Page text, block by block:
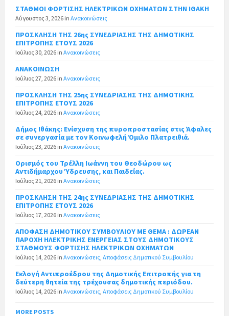
ΣΤΑΘΜΟΙ ΦΟΡΤΙΣΗΣ ΗΛΕΚΤΡΙΚΩΝ ΟΧΗΜΑΤΩΝ ΣΤΗΝ ΙΘΑΚΗ
Αύγουστος 3, 2026 in Ανακοινώσεις
ΠΡΟΣΚΛΗΣΗ ΤΗΣ 26ης ΣΥΝΕΔΡΙΑΣΗΣ ΤΗΣ ΔΗΜΟΤΙΚΗΣ
ΕΠΙΤΡΟΠΗΣ ΕΤΟΥΣ 2026
Ιούλιος 30, 2026 in Ανακοινώσεις
ΑΝΑΚΟΙΝΩΣΗ
Ιούλιος 27, 2026 in Ανακοινώσεις
ΠΡΟΣΚΛΗΣΗ ΤΗΣ 25ης ΣΥΝΕΔΡΙΑΣΗΣ ΤΗΣ ΔΗΜΟΤΙΚΗΣ
ΕΠΙΤΡΟΠΗΣ ΕΤΟΥΣ 2026
Ιούλιος 24, 2026 in Ανακοινώσεις
Δήμος Ιθάκης: Ενίσχυση της πυροπροστασίας στις Άφαλες
σε συνεργασία με τον Κοινωφελή Όμιλο Πλατρειθιά.
Ιούλιος 23, 2026 in Ανακοινώσεις
Ορισμός του Τρέλλη Ιωάννη του Θεοδώρου ως
Αντιδήμαρχου Ύδρευσης, και Παιδείας.
Ιούλιος 21, 2026 in Ανακοινώσεις
ΠΡΟΣΚΛΗΣΗ ΤΗΣ 24ης ΣΥΝΕΔΡΙΑΣΗΣ ΤΗΣ ΔΗΜΟΤΙΚΗΣ
ΕΠΙΤΡΟΠΗΣ ΕΤΟΥΣ 2026
Ιούλιος 17, 2026 in Ανακοινώσεις
ΑΠΟΦΑΣΗ ΔΗΜΟΤΙΚΟΥ ΣΥΜΒΟΥΛΙΟΥ ΜΕ ΘΕΜΑ : ΔΩΡΕΑΝ
ΠΑΡΟΧΗ ΗΛΕΚΤΡΙΚΗΣ ΕΝΕΡΓΕΙΑΣ ΣΤΟΥΣ ΔΗΜΟΤΙΚΟΥΣ
ΣΤΑΘΜΟΥΣ ΦΟΡΤΙΣΗΣ ΗΛΕΚΤΡΙΚΩΝ ΟΧΗΜΑΤΩΝ
Ιούλιος 14, 2026 in Ανακοινώσεις Αποφάσεις Δημοτικού Συμβουλίου
Εκλογή Αντιπροέδρου της Δημοτικής Επιτροπής για τη
δεύτερη θητεία της τρέχουσας δημοτικής περιόδου.
Ιούλιος 14, 2026 in Ανακοινώσεις Αποφάσεις Δημοτικού Συμβουλίου
MORE POSTS